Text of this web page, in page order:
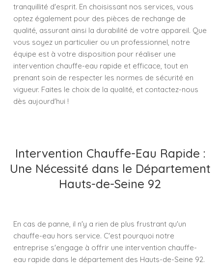
tranquillité d'esprit. En choisissant nos services, vous
optez également pour des pièces de rechange de
qualité, assurant ainsi la durabilité de votre appareil. Que
vous soyez un particulier ou un professionnel, notre
équipe est à votre disposition pour réaliser une
intervention chauffe-eau rapide et efficace, tout en
prenant soin de respecter les normes de sécurité en
vigueur. Faites le choix de la qualité, et contactez-nous
dès aujourd'hui !
Intervention Chauffe-Eau Rapide :
Une Nécessité dans le Département
Hauts-de-Seine 92
En cas de panne, il n'y a rien de plus frustrant qu'un
chauffe-eau hors service. C'est pourquoi notre
entreprise s'engage à offrir une intervention chauffe-
eau rapide dans le département des Hauts-de-Seine 92.